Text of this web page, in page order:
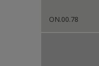
ON.00.78